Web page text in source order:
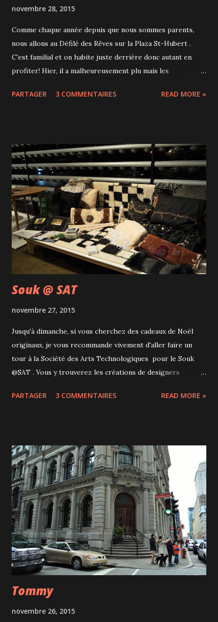
novembre 28, 2015
Comme chaque année depuis que nous sommes parents,
nous allons au Défilé des Rêves sur la Plaza St-Hubert .
C'est familial et on habite juste derrière donc autant en
profiter! Hier, il a malheureusement plu mais les
spectacle et grâce à la marquise, nous étions bien
testé lors d'une précédente visite . De la musique, des
chars, des artistes de rue, des écoles de danse, le défilé a
été un peu raccourci mais les enfants étaient heureux car
l'essentiel y était LE PÈRE NOËL! Sous son parapluie, il
gardait la classe... Et juste derrière lui suivait un camion
Ferrero Rocher pour notre plus grand bonheur. D'ailleurs
ce que Liam a préféré du défilé, ce sont les chocolats et la
mascotte des...
PARTAGER 3 COMMENTAIRES READ MORE »
Souk @ SAT
novembre 27, 2015
Jusqu'à dimanche, si vous cherchez des cadeaux de Noël
originaux, je vous recommande vivement d'aller faire un
tour à la Société des Arts Technologiques pour le Souk
@SAT . Vous y trouverez les créations de designers
produits. Le seul bémol est que l'entrée est interdite aux
urbaines de Coton Mouton , de jolis objets déco. Êtes-vous
plutôt hipster, foodie, bobo?... Super tipi pour gâter son
chat à Noël. De chaudes chaussettes pour les touts-
petits. Des coussins pour pimper son canapé. Quelques
pièces de maroquinerie. Une idée originale pour
agrémenter un mur nu. À l'étage, les gourmands seront
comblés avec entre autres des tablettes de chocolat aussi
belle...
PARTAGER 3 COMMENTAIRES READ MORE »
Tommy
novembre 26, 2015